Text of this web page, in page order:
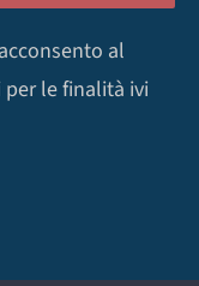
al
le finalità ivi